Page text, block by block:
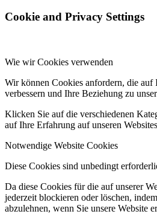
Cookie and Privacy Settings
Wie wir Cookies verwenden
Wir können Cookies anfordern, die auf
verbessern und Ihre Beziehung zu
Klicken Sie auf die verschiedenen
auf Ihre Erfahrung auf unseren
Notwendige Website Cookies
Diese Cookies sind unbedingt
Da diese Cookies für die auf unserer
jederzeit blockieren oder löschen,
abzulehnen, wenn Sie unsere Website